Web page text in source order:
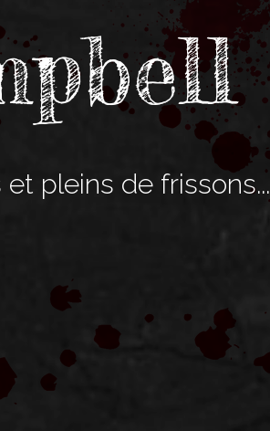
pleins de frissons...